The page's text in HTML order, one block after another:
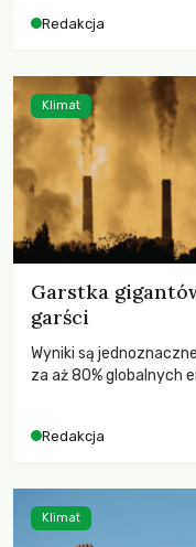
odnotowano
kryzysami i
Redakcja
Garstka
garści
Wyniki są
za aż 80% globalnych
Redakcja
Klimat
Klimat